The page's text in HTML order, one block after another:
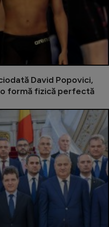
David Popovici,
formă fizică perfectă